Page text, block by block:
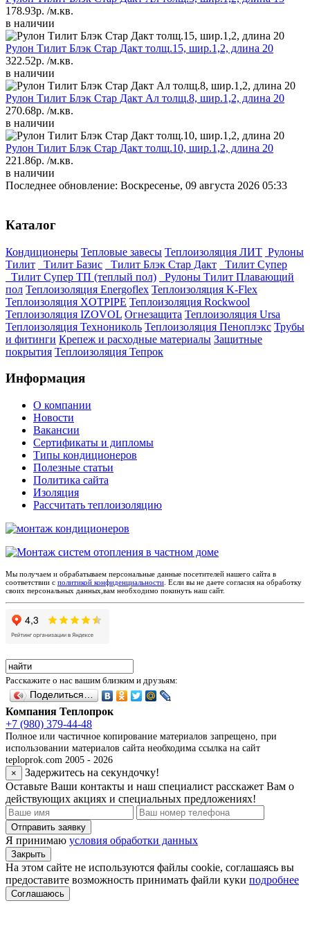
178.93р. /м.кв.
в наличии
Рулон Тилит Блэк Стар Дакт толщ.15, шир.1,2, длина 20
322.52р. /м.кв.
в наличии
Рулон Тилит Блэк Стар Дакт Ал толщ.8, шир.1,2, длина 20
270.68р. /м.кв.
в наличии
Рулон Тилит Блэк Стар Дакт толщ.10, шир.1,2, длина 20
221.86р. /м.кв.
в наличии
Последнее обновление: Воскресенье, 09 августа 2026 05:33
Каталог
Кондиционеры Тепловые завесы Теплоизоляция ЛИТ Рулоны
Тилит
Тилит Базис Тилит Блэк Стар Дакт
Тилит Супер
Тилит Супер ТП (теплый пол)
Рулоны Тилит Плавающий
пол Теплоизоляция Energoflex Теплоизоляция K-Flex
Теплоизоляция XOTPIPE Теплоизоляция Rockwool
Теплоизоляция IZOVOL Огнезащита Теплоизоляция Ursa
Теплоизоляция Технониколь Теплоизоляция Пеноплэкс Трубы
и фитинги Крепеж и расходные материалы Защитные
покрытия Теплоизоляция Тепрок
Информация
О компании
Новости
Вакансии
Сертификаты и дипломы
Типы кондиционеров
Полезные статьи
Политика сайта
Изоляция
Рассчитать теплоизоляцию
Мы получаем и обрабатываем персональные данные посетителей нашего сайта в
соответствии с политикой конфиденциальности . Если вы не даете согласия на обработку
своих персональных данных,вам необходимо покинуть наш сайт.
Расскажите о нас вашим близким и друзьям:
Поделиться…
Компания Теплопрок
+7 (980) 379-44-48
Полное или частичное копирование материалов запрещено, при
использовании материалов сайта необходима ссылка на сайт
teploprok.com 2005 - 2026
×
Задержитесь на секундочку!
Оставьте Ваши контакты и наш специалист расскажет Вам о
действующих акциях и специальных предложениях!
Отправить заявку
Я принимаю условия обработки данных
Закрыть
На этом сайте не используются файлы cookie, соглашаясь вы
предоставите возможность принимать файли куки подробнее
Соглашаюсь